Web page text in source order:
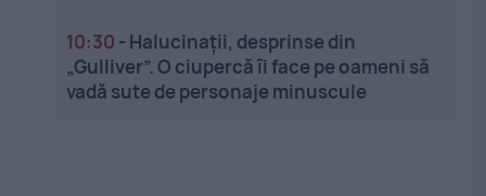
10:30 - Halucinații, desprinse din
„Gulliver”. O ciupercă îi face pe oameni să
vadă sute de personaje minuscule